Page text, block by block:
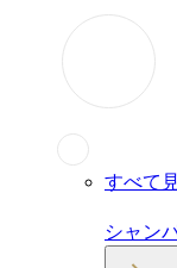
すべて
シャン